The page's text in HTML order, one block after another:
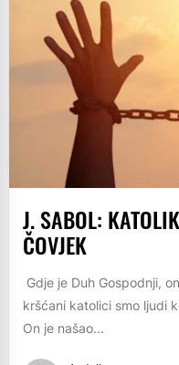
J. SABOL:
ČOVJEK
Gdje je Duh Gospodnji,
kršćani katolici smo ljudi
On je našao...